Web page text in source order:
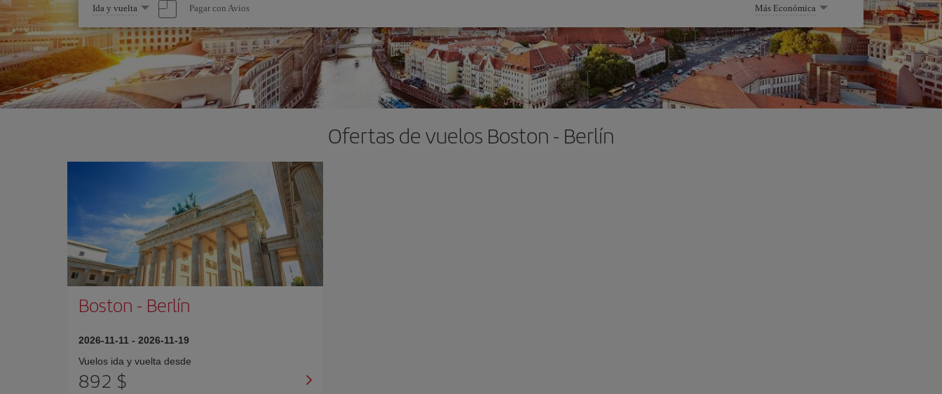
Seleccione
una
opción
Ida y vuelta Pagar con Avios Más Económica
Ofertas de vuelos Boston - Berlín
Boston - Berlín
2026-11-11 - 2026-11-19
Vuelos ida y vuelta desde
892 $